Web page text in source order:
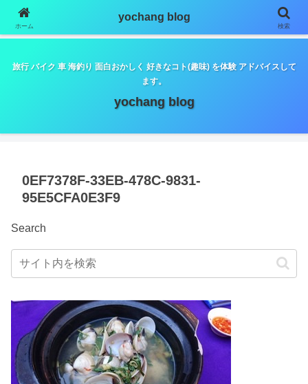
google.com, pub-5798179889932653, DIRECT,
f08c47fec0942fa0
旅行 バイク 車 海釣り 面白おかしく 好きなコト(趣味) を体験 アドバイスして
ます。
yochang blog
0EF7378F-33EB-478C-9831-
95E5CFA0E3F9
Search
ホーム
yochang blog
検索